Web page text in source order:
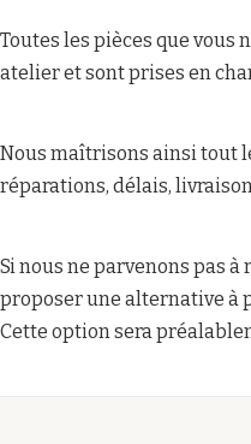
Toutes les pièces que vous
atelier et sont prises en
Nous maîtrisons ainsi tout
réparations, délais,
Si nous ne parvenons pas
proposer une alternative à
Cette option sera